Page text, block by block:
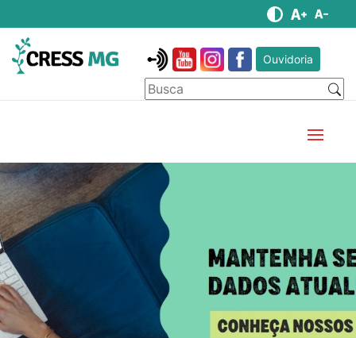
Ouvidoria